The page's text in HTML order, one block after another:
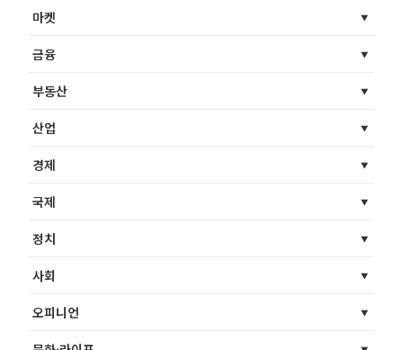
마켓
금융
부동산
산업
경제
국제
정치
사회
오피니언